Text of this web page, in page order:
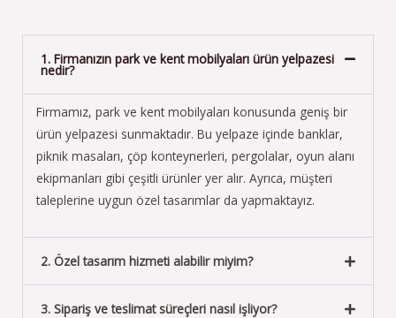
1. Firmanızın park ve kent mobilyaları ürün yelpazesi
nedir?
Firmamız, park ve kent mobilyaları konusunda geniş bir
ürün yelpazesi sunmaktadır. Bu yelpaze içinde banklar,
piknik masaları, çöp konteynerleri, pergolalar, oyun alanı
ekipmanları gibi çeşitli ürünler yer alır. Ayrıca, müşteri
taleplerine uygun özel tasarımlar da yapmaktayız.
2. Özel tasarım hizmeti alabilir miyim?
3. Sipariş ve teslimat süreçleri nasıl işliyor?